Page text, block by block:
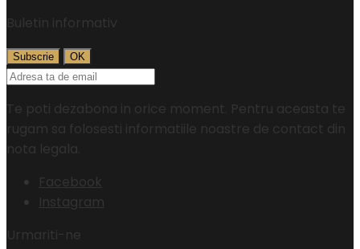
Buletin informativ
Te poti dezabona in orice moment. Pentru aceasta te
rugam sa folosesti informatiile noastre de contact din
nota legala.
Facebook
Instagram
Urmariti-ne